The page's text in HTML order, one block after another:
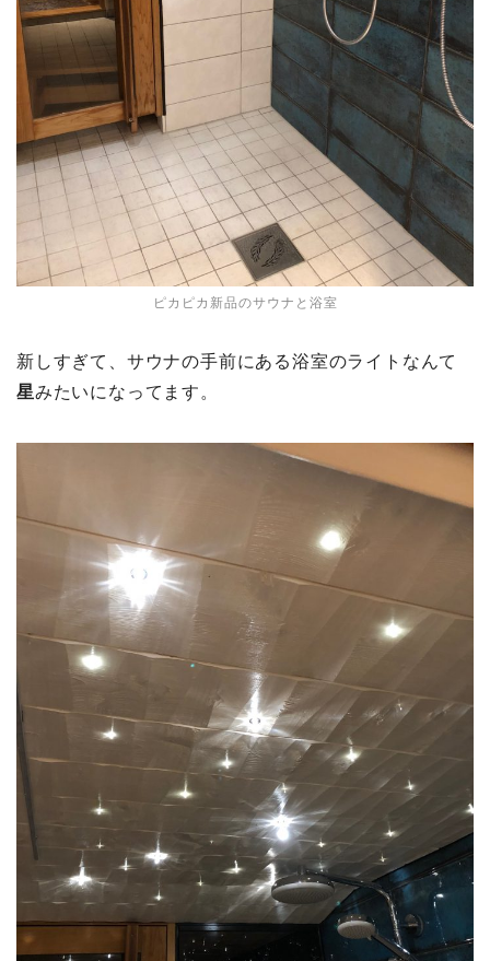
ピカピカ新品のサウナと浴室
新しすぎて、サウナの手前にある浴室のライトなんて
星みたいになってます。